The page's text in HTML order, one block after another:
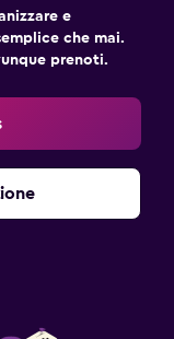
e
che mai.
prenoti.